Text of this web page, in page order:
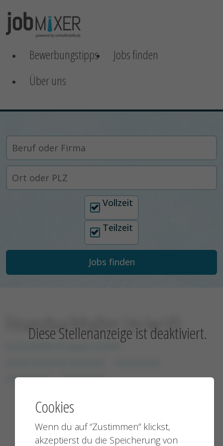
Bewerbungstipps
Jobs finden
Über uns
Arbeitszeit auswählen
Vollzeit
Teilzeit
Diese Stellenanzeige ist deaktiviert.
Finanzbuchhalter (m/w/d)
xxxxxxxxxx
xxxxxxxxxx
Cookies
Wenn du auf “Zustimmen” klickst,
akzeptierst du die Speicherung von